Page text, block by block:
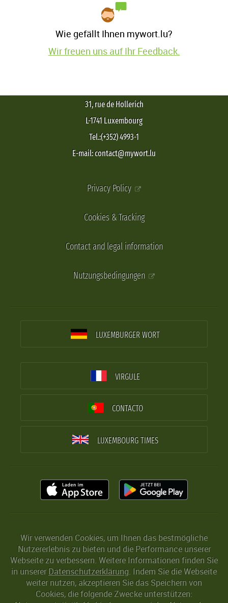
Wie gefällt Ihnen mywort.lu?
Wir freuen uns auf Ihr Feedback.
31, rue de Hollerich
L-1741 Luxembourg
Tel.:(+352) 4993-1
E-mail: contact@mywort.lu
Privacy Policy
Cookies & Tracking
Contact and legal information
Nutzungsbedingungen
LUXEMBURGER WORT
VIRGULE
CONTACTO
LUXEMBOURG TIMES
Wir verwenden Cookies, um Ihnen das bestmögliche
Nutzererlebnis zu bieten und die Performance unserer
Webseite zu verbessern. Weitere Informationen finden Sie
in unserer Datenschutzerklärung. Indem Sie die Webseite
weiter nutzen, akzeptieren Sie das Speichern von
Cookies, die folgende Zwecke unterstützen: